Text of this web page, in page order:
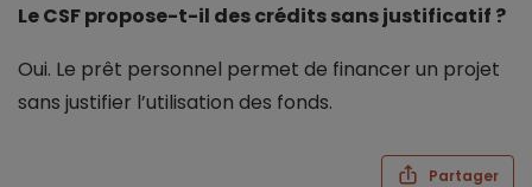
Le CSF propose-t-il des crédits sans justificatif ?
Oui. Le prêt personnel permet de financer un projet
sans justifier l’utilisation des fonds.
Partager